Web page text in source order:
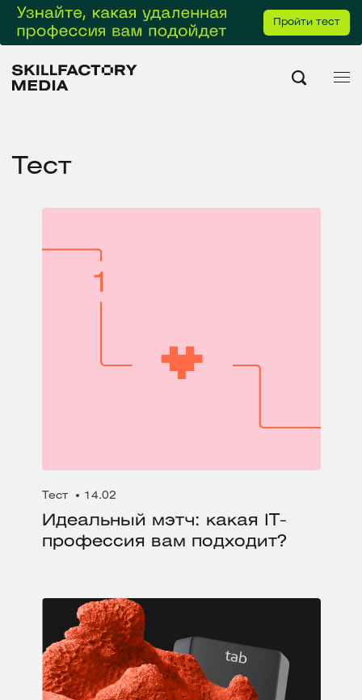
Пройти тест
Тест
Тест 14.02
Идеальный мэтч: какая IT-
профессия вам подходит?